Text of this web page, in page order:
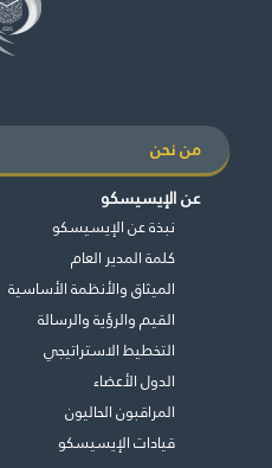
من نحن
عن الإيسيسكو
نبذة عن الإيسيسكو
كلمة المدير العام
الميثاق والأنظمة الأساسية
القيم والرؤية والرسالة
التخطيط الاستراتيجي
الدول الأعضاء
المراقبون الحاليون
قيادات الإيسيسكو